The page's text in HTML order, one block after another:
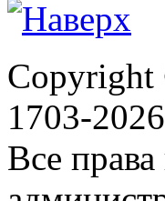
Copyright
1703-
Все